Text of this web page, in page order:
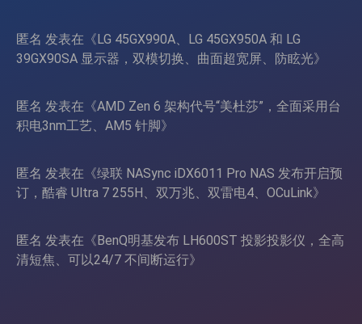
匿名 发表在《LG 45GX990A、LG 45GX950A 和 LG
39GX90SA 显示器，双模切换、曲面超宽屏、防眩光》
匿名 发表在《AMD Zen 6 架构代号“美杜莎”，全面采用台
积电3nm工艺、AM5 针脚》
匿名 发表在《绿联 NASync iDX6011 Pro NAS 发布开启预
订，酷睿 Ultra 7 255H、双万兆、双雷电4、OCuLink》
匿名 发表在《BenQ明基发布 LH600ST 投影投影仪，全高
清短焦、可以24/7 不间断运行》